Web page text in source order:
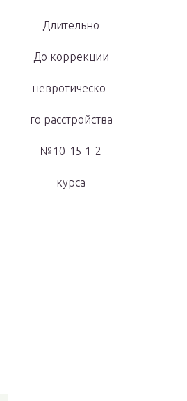
Длительно
До коррекции
невротическо-
го расстрой­ства
№10-15 1-2
курса